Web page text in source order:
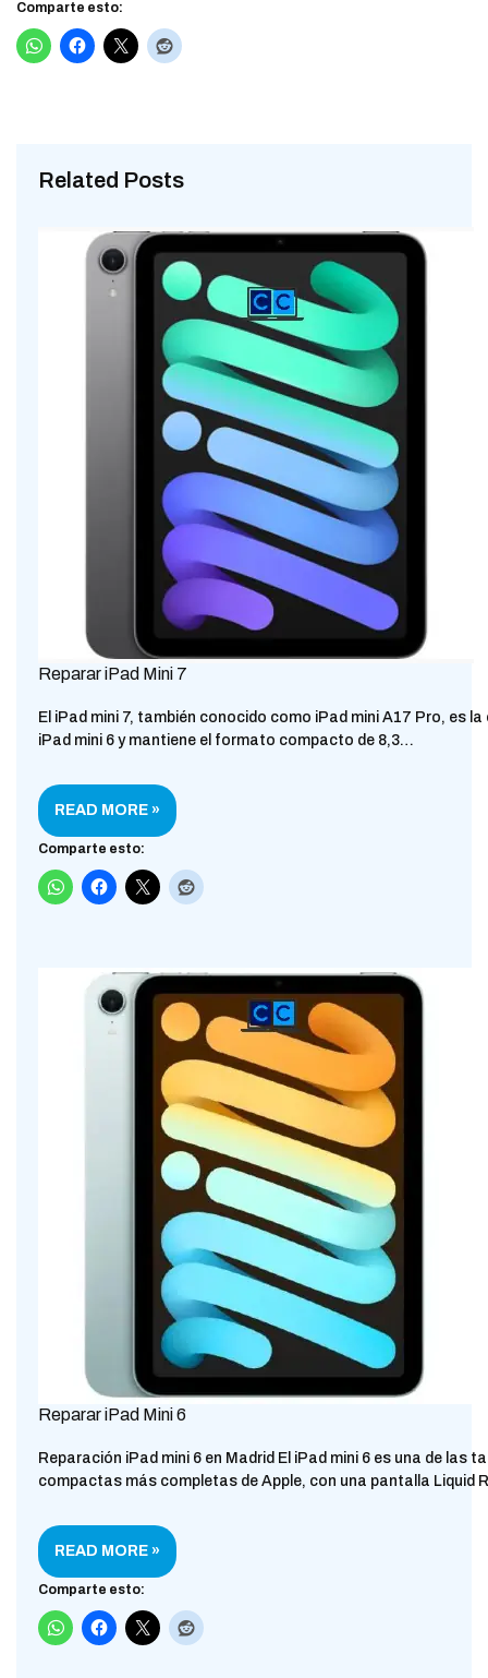
Comparte esto:
Related Posts
Reparar iPad Mini 7
El iPad mini 7, también conocido como iPad mini A17 Pro, es la
iPad mini 6 y mantiene el formato compacto de 8,3…
READ MORE »
Comparte esto:
Reparar iPad Mini 6
Reparación iPad mini 6 en Madrid El iPad mini 6 es una de las
compactas más completas de Apple, con una pantalla Liquid
READ MORE »
Comparte esto: